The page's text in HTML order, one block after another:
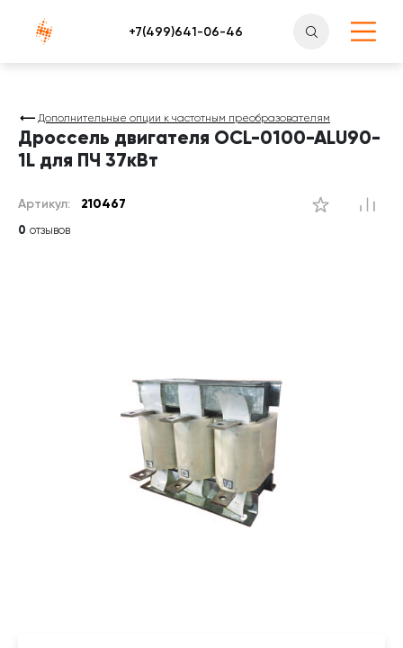
Атлантснаб
Дополнительные опции к частотным преобразователям
Дроссель двигателя OCL-0100-ALU90-
1L для ПЧ 37кВт
Артикул: 210467